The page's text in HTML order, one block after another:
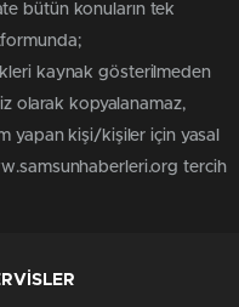
bütün konuların tek
kaynak gösterilmeden
olarak kopyalanamaz,
yapan kişi/kişiler için yasal
tercih